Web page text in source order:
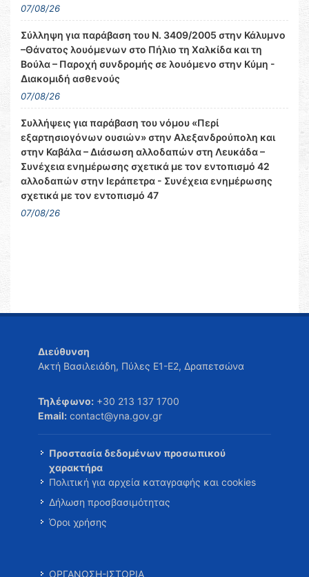
07/08/26
Σύλληψη για παράβαση του Ν. 3409/2005 στην Κάλυμνο
–Θάνατος λουόμενων στο Πήλιο τη Χαλκίδα και τη
Βούλα – Παροχή συνδρομής σε λουόμενο στην Κύμη -
Διακομιδή ασθενούς
07/08/26
Συλλήψεις για παράβαση του νόμου «Περί
εξαρτησιογόνων ουσιών» στην Αλεξανδρούπολη και
στην Καβάλα – Διάσωση αλλοδαπών στη Λευκάδα –
Συνέχεια ενημέρωσης σχετικά με τον εντοπισμό 42
αλλοδαπών στην Ιεράπετρα - Συνέχεια ενημέρωσης
σχετικά με τον εντοπισμό 47
07/08/26
Διεύθυνση
Ακτή Βασιλειάδη, Πύλες Ε1-Ε2, Δραπετσώνα
Τηλέφωνο: +30 213 137 1700
Email: contact@yna.gov.gr
Προστασία δεδομένων προσωπικού
χαρακτήρα
Πολιτική για αρχεία καταγραφής και cookies
Δήλωση προσβασιμότητας
Όροι χρήσης
ΟΡΓΑΝΩΣΗ-ΙΣΤΟΡΙΑ